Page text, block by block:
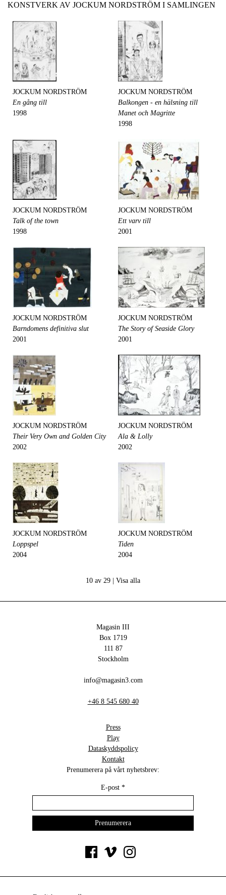
KONSTVERK AV JOCKUM NORDSTRÖM I SAMLINGEN
JOCKUM NORDSTRÖM
En gång till
1998
JOCKUM NORDSTRÖM
Balkongen - en hälsning till
Manet och Magritte
1998
JOCKUM NORDSTRÖM
Talk of the town
1998
JOCKUM NORDSTRÖM
Ett varv till
2001
JOCKUM NORDSTRÖM
Barndomens definitiva slut
2001
JOCKUM NORDSTRÖM
The Story of Seaside Glory
2001
JOCKUM NORDSTRÖM
Their Very Own and Golden City
2002
JOCKUM NORDSTRÖM
Ala & Lolly
2002
JOCKUM NORDSTRÖM
Loppspel
2004
JOCKUM NORDSTRÖM
Tiden
2004
10 av 29 | Visa alla
Magasin III
Box 1719
111 87
Stockholm
info@magasin3.com
+46 8 545 680 40
Press
Play
Dataskyddspolicy
Kontakt
Prenumerera på vårt nyhetsbrev:
E-post *